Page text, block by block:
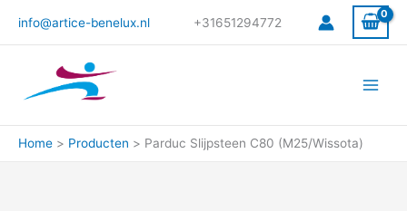
naar
de
info@artice-benelux.nl +31651294772
Home Producten Parduc Slijpsteen C80 (M25/Wissota)